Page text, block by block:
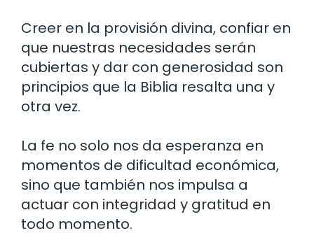
Creer en la provisión divina, confiar en
que nuestras necesidades serán
cubiertas y dar con generosidad son
principios que la Biblia resalta una y
otra vez.
La fe no solo nos da esperanza en
momentos de dificultad económica,
sino que también nos impulsa a
actuar con integridad y gratitud en
todo momento.